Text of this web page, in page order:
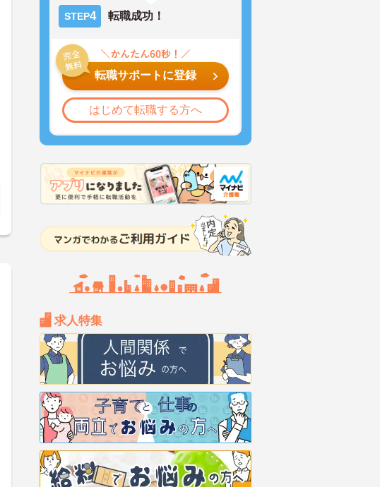
STEP4 転職成功！
転職サポートに登録
はじめて転職する方へ
求人特集